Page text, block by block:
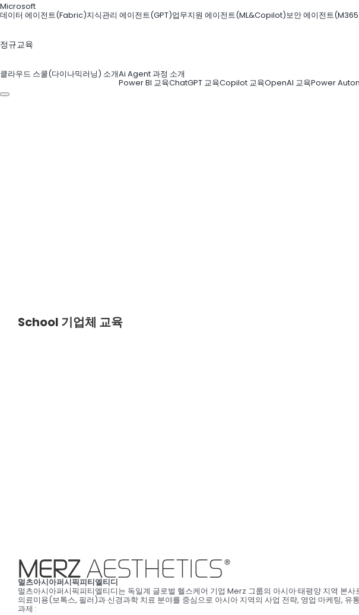
Microsoft
데이터 에이전트(Fabric)지식관리 에이전트(GPT)업무지원 에이전트(ML&Copilot)보안 에이전트
정규교육
클라우드 스쿨(다이나믹러닝) 소개Ai Agent 과정 소개
Power BI 교육ChatGPT 교육Copilot 교육OpenAI 교육Power
School 기업체 교육
멀츠아시아퍼시픽피티엘티디
멀츠아시아퍼시픽피티엘티디는 독일계 글로벌 헬스케어 기업 Merz 그룹의 아시아·태평양 지역 본
의료미용(보톡스, 필러)과 신경과학 치료 분야를 중심으로 아시아 지역의 사업 전략, 영업·마케팅, 유
과제 :